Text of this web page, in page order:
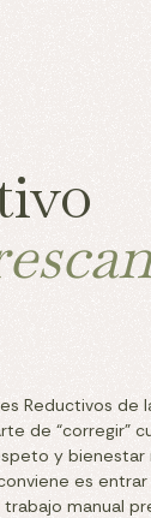
Reductivos
de “corregir”
y bienestar
es
trabajo manual